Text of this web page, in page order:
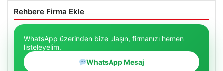
Rehbere Firma Ekle
WhatsApp üzerinden bize ulaşın, firmanızı hemen
listeleyelim.
WhatsApp Mesaj